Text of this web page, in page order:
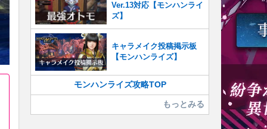
Ver.13対応【モンハンライ
ズ】
キャラメイク投稿掲示板
【モンハンライズ】
モンハンライズ攻略TOP
もっとみる